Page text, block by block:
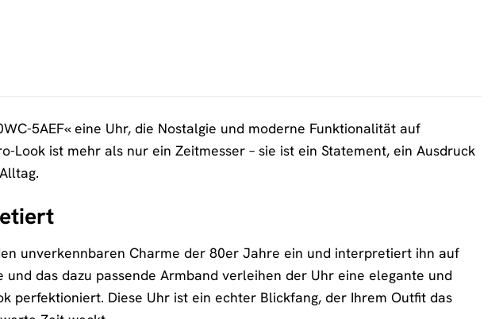
5AEF« eine Uhr, die Nostalgie und moderne Funktionalität auf
Look ist mehr als nur ein Zeitmesser – sie ist ein Statement, ein Ausdruck
unverkennbaren Charme der 80er Jahre ein und interpretiert ihn auf
das dazu passende Armband verleihen der Uhr eine elegante und
perfektioniert. Diese Uhr ist ein echter Blickfang, der Ihrem Outfit das